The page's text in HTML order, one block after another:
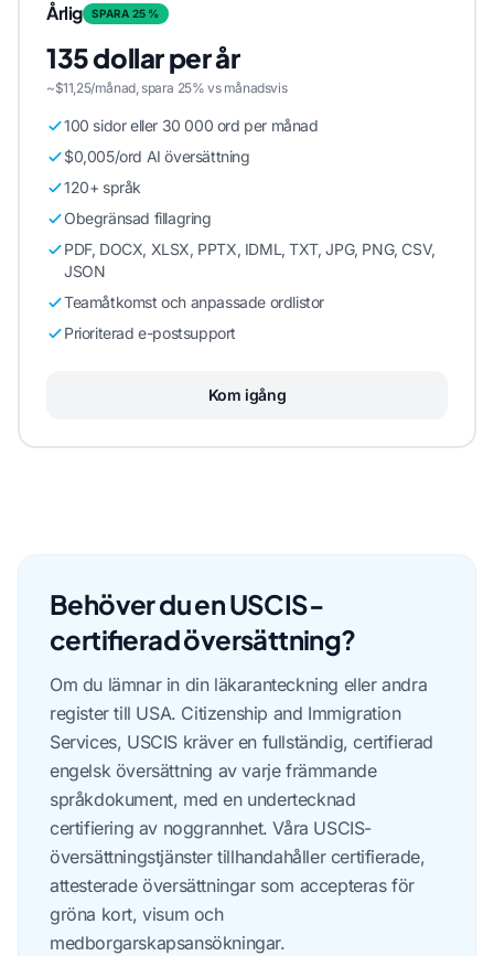
Årlig SPARA 25 %
135 dollar per år
~$11,25/månad, spara 25% vs månadsvis
100 sidor eller 30 000 ord per månad
$0,005/ord AI översättning
120+ språk
Obegränsad fillagring
PDF, DOCX, XLSX, PPTX, IDML, TXT, JPG, PNG, CSV,
JSON
Teamåtkomst och anpassade ordlistor
Prioriterad e-postsupport
Kom igång
Behöver du en USCIS-
certifierad översättning?
Om du lämnar in din läkaranteckning eller andra
register till USA. Citizenship and Immigration
Services, USCIS kräver en fullständig, certifierad
engelsk översättning av varje främmande
språkdokument, med en undertecknad
certifiering av noggrannhet. Våra USCIS-
översättningstjänster tillhandahåller certifierade,
attesterade översättningar som accepteras för
gröna kort, visum och
medborgarskapsansökningar.